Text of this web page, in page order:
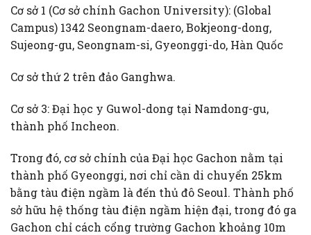
Cơ sở 1 (Cơ sở chính Gachon University): (Global
Campus) 1342 Seongnam-daero, Bokjeong-dong,
Sujeong-gu, Seongnam-si, Gyeonggi-do, Hàn Quốc
Cơ sở thứ 2 trên đảo Ganghwa.
Cơ sở 3: Đại học y Guwol-dong tại Namdong-gu,
thành phố Incheon.
Trong đó, cơ sở chính của Đại học Gachon nằm tại
thành phố Gyeonggi, nơi chỉ cần di chuyển 25km
bằng tàu điện ngầm là đến thủ đô Seoul. Thành phố
sở hữu hệ thống tàu điện ngầm hiện đại, trong đó ga
Gachon chỉ cách cổng trường Gachon khoảng 10m